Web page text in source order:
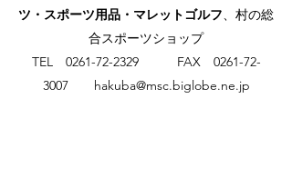
ツ・スポーツ用品・マレットゴルフ、村の総
合スポーツショップ
​TEL0261-72-2329FAX0261-72-
3007
hakuba@msc.biglobe.ne.jp